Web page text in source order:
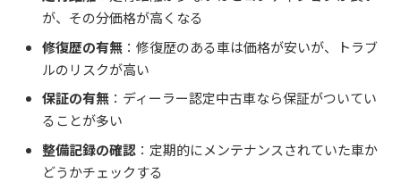
が、その分価格が高くなる
修復歴の有無 ：修復歴のある車は価格が安いが、トラブ
ルのリスクが高い
保証の有無 ：ディーラー認定中古車なら保証がついてい
ることが多い
整備記録の確認 ：定期的にメンテナンスされていた車か
どうかチェックする